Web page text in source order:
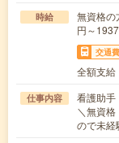
時給
無資格の
円～
交通費
全額支給
仕事内容
看護助手
＼無資
ので未